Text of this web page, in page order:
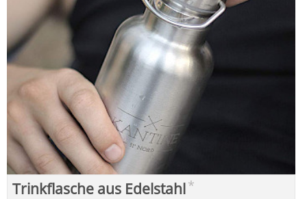
Trinkflasche aus Edelstahl*